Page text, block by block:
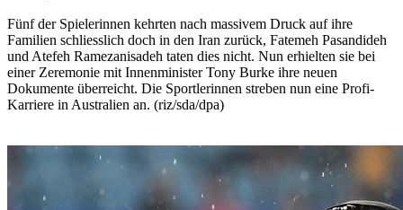
Fünf der Spielerinnen kehrten nach massivem Druck auf ihre
Familien schliesslich doch in den Iran zurück, Fatemeh Pasandideh
und Atefeh Ramezanisadeh taten dies nicht. Nun erhielten sie bei
einer Zeremonie mit Innenminister Tony Burke ihre neuen
Dokumente überreicht. Die Sportlerinnen streben nun eine Profi-
Karriere in Australien an. (riz/sda/dpa)